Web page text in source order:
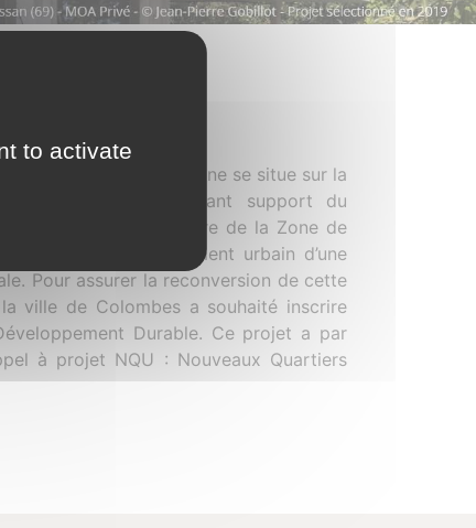
la ZAC de La Marine se situe sur la
Gaulle, axe structurant support du
qui intègre le périmètre de la Zone de
de réaménagement urbain d’une
Pour assurer la reconversion de cette
ville de Colombes a souhaité inscrire
Durable. Ce projet a par
à projet NQU : Nouveaux Quartiers
to activate